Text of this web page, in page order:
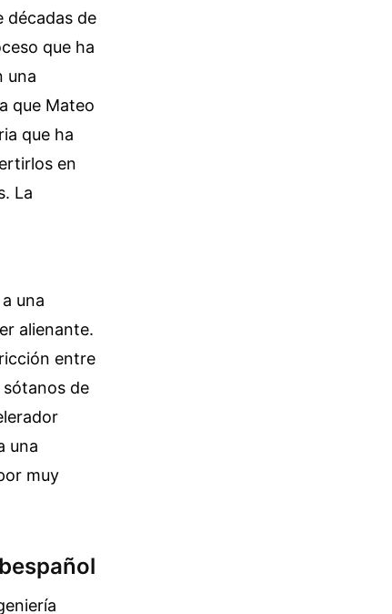
décadas de
que ha
una
que Mateo
que ha
en
La
una
alienante.
entre
de
una
muy